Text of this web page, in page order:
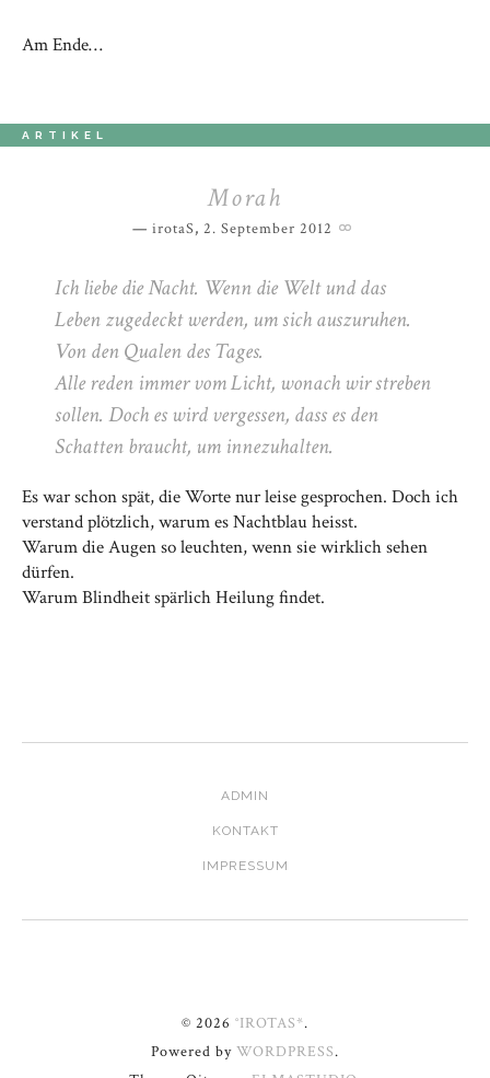
Am Ende…
ARTIKEL
Morah
irotaS, 2. September 2012
Ich liebe die Nacht. Wenn die Welt und das
Leben zugedeckt werden, um sich auszuruhen.
Von den Qualen des Tages.
Alle reden immer vom Licht, wonach wir streben
sollen. Doch es wird vergessen, dass es den
Schatten braucht, um innezuhalten.
Es war schon spät, die Worte nur leise gesprochen. Doch ich
verstand plötzlich, warum es Nachtblau heisst.
Warum die Augen so leuchten, wenn sie wirklich sehen
dürfen.
Warum Blindheit spärlich Heilung findet.
ADMIN
KONTAKT
IMPRESSUM
© 2026 °IROTAS*.
Powered by WORDPRESS.